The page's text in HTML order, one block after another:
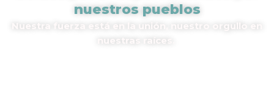
nuestros pueblos
Nuestra fuerza está en la unión, nuestro orgullo en
nuestras raíces.